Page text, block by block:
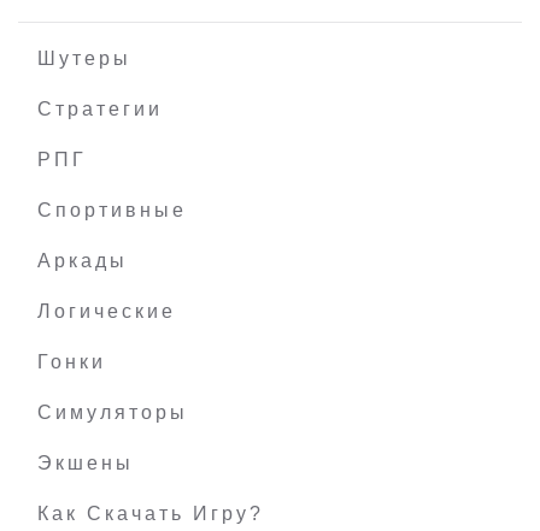
Шутеры
Стратегии
РПГ
Спортивные
Аркады
Логические
Гонки
Симуляторы
Экшены
Как Скачать Игру?